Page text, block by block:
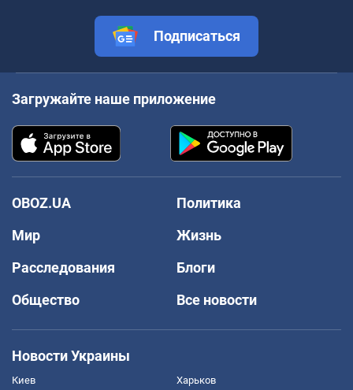
Подписаться
Загружайте наше приложение
OBOZ.UA
Политика
Мир
Жизнь
Расследования
Блоги
Общество
Все новости
Новости Украины
Киев Харьков